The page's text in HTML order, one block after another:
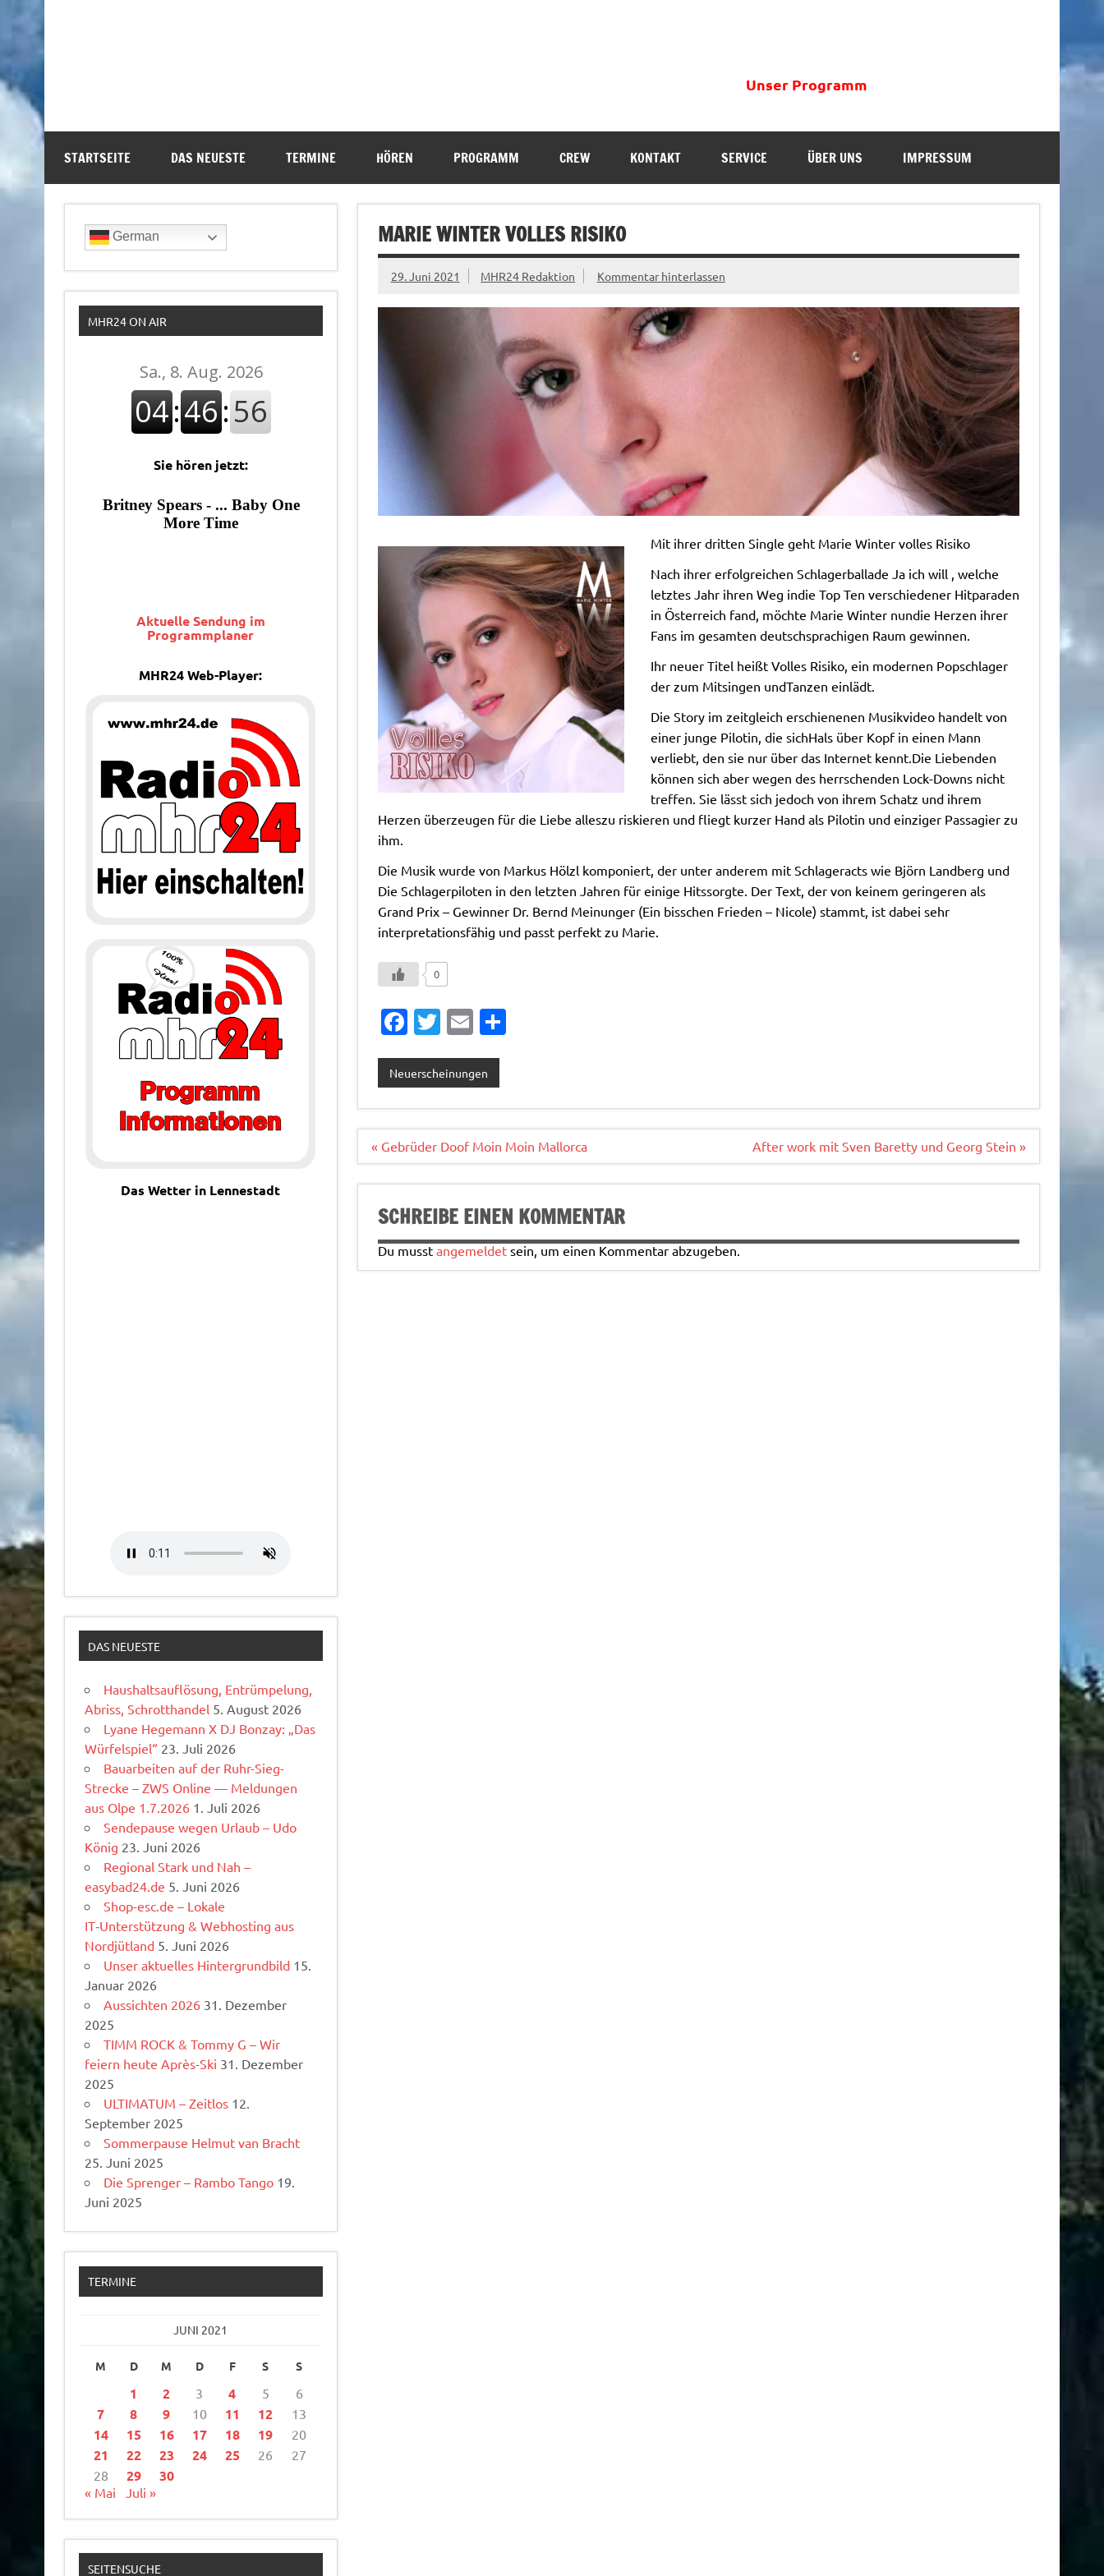
Unser Programm
STARTSEITE DAS NEUESTE TERMINE HÖREN PROGRAMM CREW KONTAKT SERVICE ÜBER UNS IMPRESSUM
MARIE WINTER VOLLES RISIKO
29. Juni 2021 MHR24 Redaktion Kommentar hinterlassen
Mit ihrer dritten Single geht Marie Winter volles Risiko
Nach ihrer erfolgreichen Schlagerballade Ja ich will , welche
letztes Jahr ihren Weg indie Top Ten verschiedener Hitparaden
in Österreich fand, möchte Marie Winter nundie Herzen ihrer
Fans im gesamten deutschsprachigen Raum gewinnen.
Ihr neuer Titel heißt Volles Risiko, ein modernen Popschlager
der zum Mitsingen undTanzen einlädt.
Die Story im zeitgleich erschienenen Musikvideo handelt von
einer junge Pilotin, die sichHals über Kopf in einen Mann
verliebt, den sie nur über das Internet kennt.Die Liebenden
können sich aber wegen des herrschenden Lock-Downs nicht
treffen. Sie lässt sich jedoch von ihrem Schatz und ihrem
Herzen überzeugen für die Liebe alleszu riskieren und fliegt kurzer Hand als Pilotin und einziger Passagier zu
ihm.
Die Musik wurde von Markus Hölzl komponiert, der unter anderem mit Schlageracts wie Björn Landberg und
Die Schlagerpiloten in den letzten Jahren für einige Hitssorgte. Der Text, der von keinem geringeren als
Grand Prix – Gewinner Dr. Bernd Meinunger (Ein bisschen Frieden – Nicole) stammt, ist dabei sehr
interpretationsfähig und passt perfekt zu Marie.
0
Fa
e
b
o
o
k
T
it
te
r
E
ai
l
T
n
Neuerscheinungen
Beitragsnavigation
« Gebrüder Doof Moin Moin Mallorca After work mit Sven Baretty und Georg Stein »
SCHREIBE EINEN KOMMENTAR
Du musst angemeldetsein, um einen Kommentar abzugeben.
German
MHR24 ON AIR
Sie hören jetzt:
Aktuelle Sendung im
Programmplaner
MHR24 Web-Player:
Das Wetter in Lennestadt
DAS NEUESTE
Haushaltsauflösung, Entrümpelung,
Abriss, Schrotthandel 5. August 2026
Lyane Hegemann X DJ Bonzay: „Das
Würfelspiel“ 23. Juli 2026
Bauarbeiten auf der Ruhr-Sieg-
Strecke – ZWS Online — Meldungen
aus Olpe 1.7.2026 1. Juli 2026
Sendepause wegen Urlaub – Udo
König 23. Juni 2026
Regional Stark und Nah –
easybad24.de 5. Juni 2026
Shop-esc.de – Lokale
IT‑Unterstützung & Webhosting aus
Nordjütland 5. Juni 2026
Unser aktuelles Hintergrundbild 15.
Januar 2026
Aussichten 2026 31. Dezember
2025
TIMM ROCK & Tommy G – Wir
feiern heute Après-Ski 31. Dezember
2025
ULTIMATUM – Zeitlos 12.
September 2025
Sommerpause Helmut van Bracht
25. Juni 2025
Die Sprenger – Rambo Tango 19.
Juni 2025
TERMINE
JUNI 2021
M D M D F S S
1 2 3 4 5 6
7 8 9 10 11 12 13
14 15 16 17 18 19 20
21 22 23 24 25 26
27
28
29 30
« Mai Juli »
SEITENSUCHE